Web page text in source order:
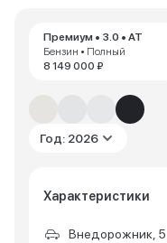
Премиум • 3.0 • AT
Бензин • Полный
8 149 000 ₽
Год: 2026
Характеристики
Внедорожник,